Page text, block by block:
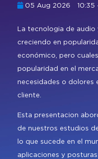
Carta para visa
Marcas
Planta de
Mezzanine
Centro de
Expositores
Amplía Tu
Sé Patrocinador
Beijing
Mumbai
Sydney
Nuestro Equipo
Regístrate
Buscar
05 Aug 2026 10:35
La tecnologia de
creciendo en
económico, pero
popularidad en el
necesidades o dolores
cliente.
Esta presentacion
de nuestros estudios
lo que sucede en el
aplicaciones y